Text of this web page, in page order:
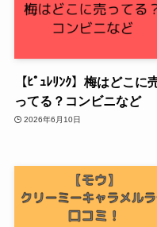
【ﾋﾟｭﾚﾘﾝｸ】梅はどこに
ってる？コンビニなど
2026年6月10日